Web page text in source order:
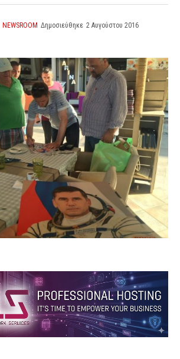
NEWSROOM Δημοσιεύθηκε 2 Αυγούστου 2016